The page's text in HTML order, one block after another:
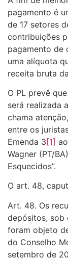
pagamento é
de 17 setores
contribuições
pagamento de
uma alíquota
receita bruta
O PL prevê
será realizada
chama
entre os
Emenda 3[1]
Wagner (PT/
Esquecidos”.
O art. 48,
Art. 48. Os
depósitos, sob
foram objeto
do Conselho
setembro de